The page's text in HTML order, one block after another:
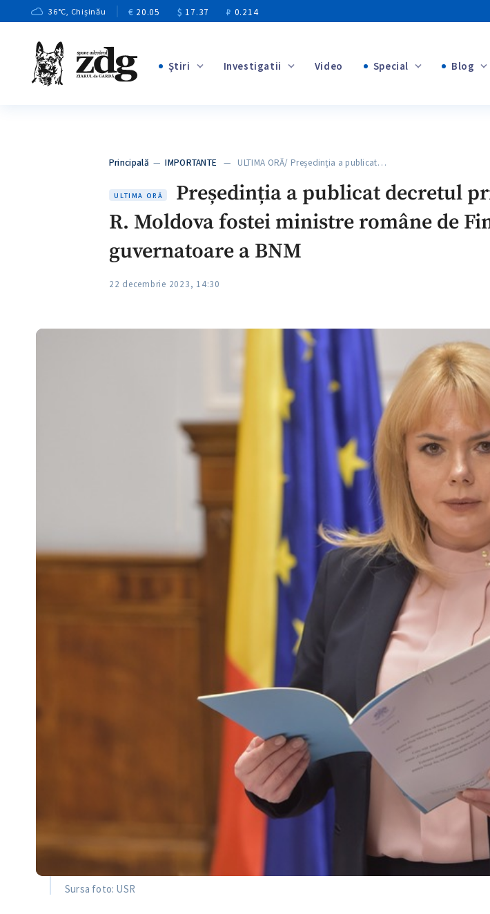
36°C, Chișinău € 20.05 $ 17.37 ₽ 0.214
Ştiri Investigatii Video Special Blog
Principală —IMPORTANTE — ULTIMA ORĂ/ Președinția a publicat…
ULTIMA ORĂ
Președinția a publicat decretul
R. Moldova fostei ministre române de
guvernatoare a BNM
22 decembrie 2023, 14:30
Sursa foto: USR